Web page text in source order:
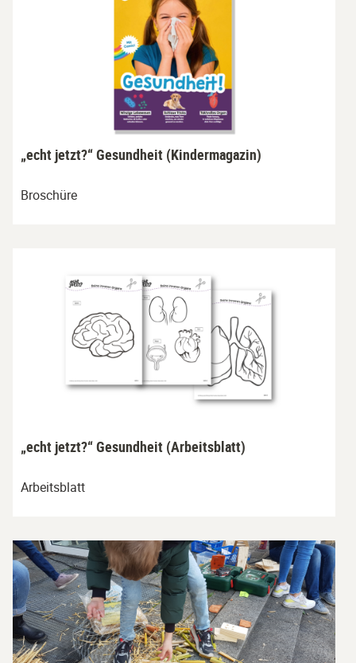
„echt jetzt?“ Gesundheit (Kindermagazin)
Broschüre
„echt jetzt?“ Gesundheit (Arbeitsblatt)
Arbeitsblatt